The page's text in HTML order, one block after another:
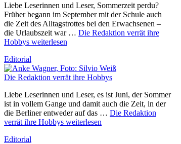
Liebe Leserinnen und Leser, Sommerzeit perdu?
Früher begann im September mit der Schule auch
die Zeit des Alltagstrottes bei den Erwachsenen –
die Urlaubszeit war … Die Redaktion verrät ihre
Hobbys weiterlesen
Editorial
Die Redaktion verrät ihre Hobbys
Liebe Leserinnen und Leser, es ist Juni, der Sommer
ist in vollem Gange und damit auch die Zeit, in der
die Berliner entweder auf das … Die Redaktion
verrät ihre Hobbys weiterlesen
Editorial